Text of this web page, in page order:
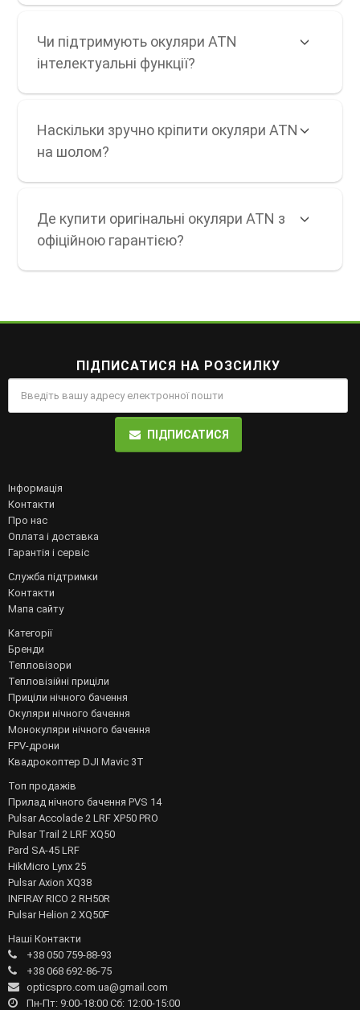
Чи підтримують окуляри ATN
інтелектуальні функції?
Наскільки зручно кріпити окуляри ATN
на шолом?
Де купити оригінальні окуляри ATN з
офіційною гарантією?
ПІДПИСАТИСЯ НА РОЗСИЛКУ
ПІДПИСАТИСЯ
Інформація
Контакти
Про нас
Оплата і доставка
Гарантія і сервіс
Служба підтримки
Контакти
Мапа сайту
Категорії
Бренди
Тепловізори
Тепловізійні приціли
Приціли нічного бачення
Окуляри нічного бачення
Монокуляри нічного бачення
FPV-дрони
Квадрокоптер DJI Mavic 3T
Топ продажів
Прилад нічного бачення PVS 14
Pulsar Accolade 2 LRF XP50 PRO
Pulsar Trail 2 LRF XQ50
Pard SA-45 LRF
HikMicro Lynx 25
Pulsar Axion XQ38
INFIRAY RICO 2 RH50R
Pulsar Helion 2 XQ50F
Наші Контакти
+38 050 759-88-93
+38 068 692-86-75
opticspro.com.ua@gmail.com
Пн-Пт: 9:00-18:00 Сб: 12:00-15:00